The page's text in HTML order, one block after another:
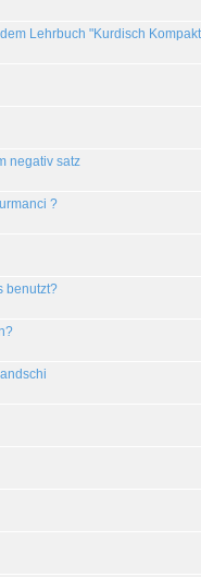
Lehrbuch "Kurdisch
negativ satz
?
benutzt?